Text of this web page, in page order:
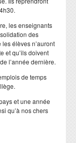
les enseignants
des
élèves n’auront
et qu’ils doivent
l’année dernière.
de temps
et une année
qu’à nos chers